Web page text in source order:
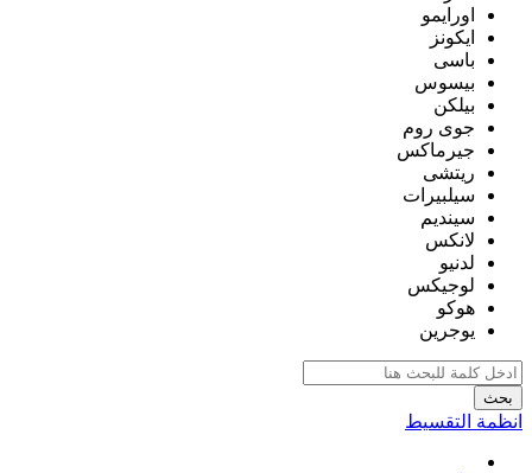
اورايمو
ايكونز
باسى
بيسوس
بيلكن
جوى روم
جيرماكس
ريتشى
سيلبيرات
سينديم
لانكس
لدنيو
لوجيكس
هوكو
يوجرين
بحث
انظمة التقسيط